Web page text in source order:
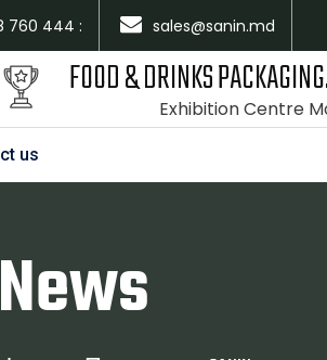
760 444 : sales@sanin.md
FOOD & DRINKS
Exhibition Centre
us
News